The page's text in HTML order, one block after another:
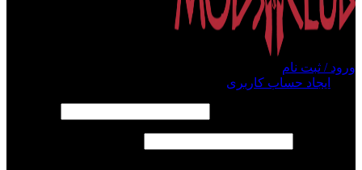
ورود / ثبت نام
ایجاد حساب کاربری